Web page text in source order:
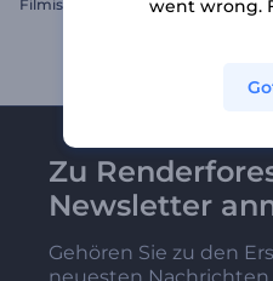
Filmischer Rauchausbruch Logo
Zu
Newsletter
Gehören Sie zu den
went wrong.